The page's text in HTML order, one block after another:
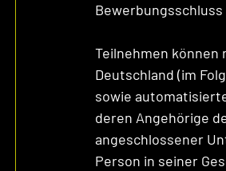
Bewerbungsschluss
Teilnehmen können
Deutschland (im
sowie
deren Angehörige
angeschlossener
Person in seiner